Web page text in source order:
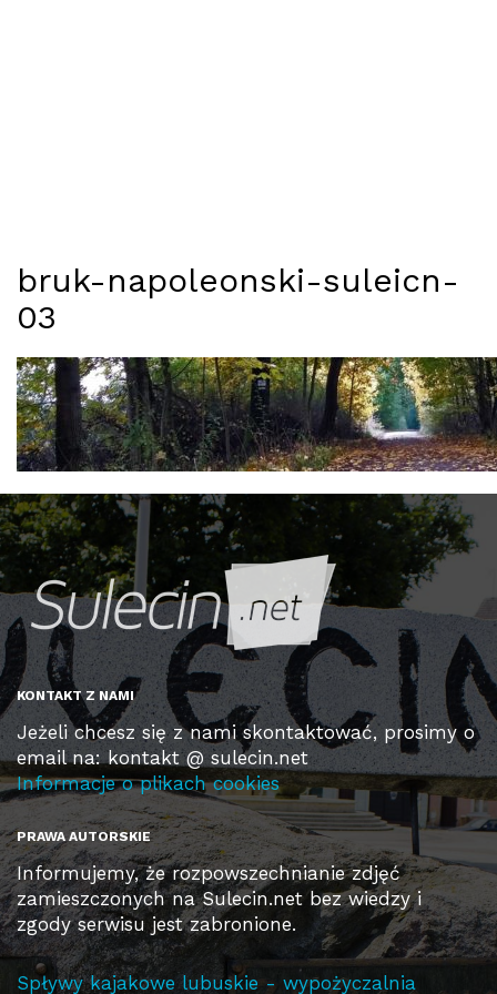
bruk-napoleonski-suleicn-
03
KONTAKT Z NAMI
Jeżeli chcesz się z nami skontaktować, prosimy o
email na: kontakt @ sulecin.net
Informacje o plikach cookies
PRAWA AUTORSKIE
Informujemy, że rozpowszechnianie zdjęć
zamieszczonych na Sulecin.net bez wiedzy i
zgody serwisu jest zabronione.
Spływy kajakowe lubuskie - wypożyczalnia